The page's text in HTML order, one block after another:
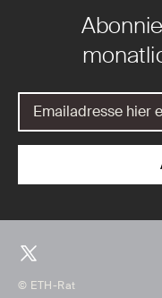
© ETH-Rat